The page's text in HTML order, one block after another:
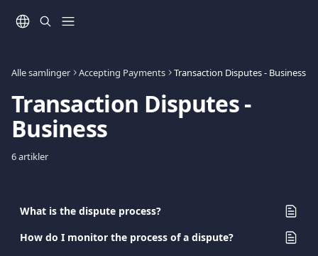
Alle samlinger Accepting Payments Transaction Disputes - Business
Transaction Disputes -
Business
6 artikler
What is the dispute process?
How do I monitor the process of a dispute?